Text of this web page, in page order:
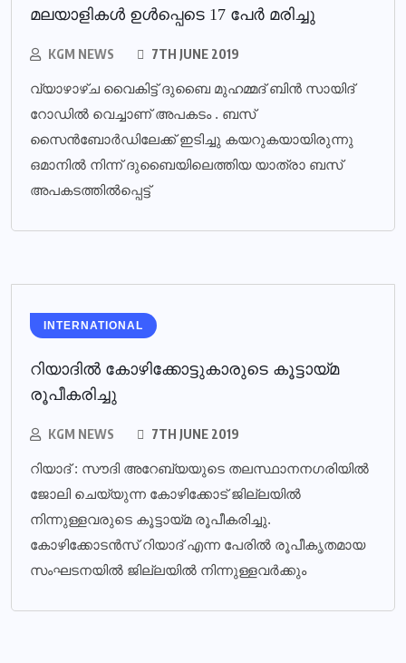
മലയാളികള്‍ ഉള്‍പ്പെടെ 17 പേര്‍ മരിച്ചു
KGM NEWS 7TH JUNE 2019
വ്യാഴാഴ്ച വൈകിട്ട് ദുബൈ മുഹമ്മദ് ബിൻ സായിദ്
റോഡിൽ വെച്ചാണ് അപകടം . ബസ്
സൈൻബോർഡിലേക്ക് ഇടിച്ചു കയറുകയായിരുന്നു
ഒമാനിൽ നിന്ന് ദുബൈയിലെത്തിയ യാത്രാ ബസ്
അപകടത്തിൽപ്പെട്ട്
INTERNATIONAL
റിയാദില്‍ കോഴിക്കോട്ടുകാരുടെ കൂട്ടായ്മ
രൂപീകരിച്ചു
KGM NEWS 7TH JUNE 2019
റിയാദ് : സൗദി അറേബ്യയുടെ തലസ്ഥാനനഗരിയില്‍
ജോലി ചെയ്യുന്ന കോഴിക്കോട് ജില്ലയില്‍
നിന്നുള്ളവരുടെ കൂട്ടായ്മ രൂപീകരിച്ചു.
കോഴിക്കോടന്‍സ് റിയാദ് എന്ന പേരില്‍ രൂപീകൃതമായ
സംഘടനയില്‍ ജില്ലയില്‍ നിന്നുള്ളവര്‍ക്കും